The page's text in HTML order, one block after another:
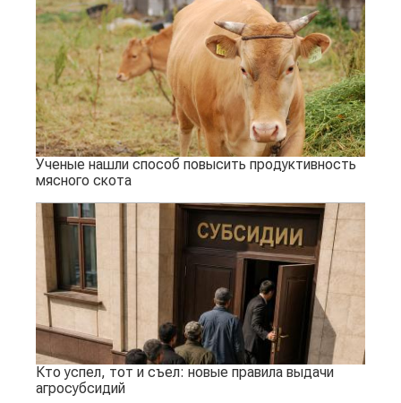
Ученые нашли способ повысить продуктивность
мясного скота
Кто успел, тот и съел: новые правила выдачи
агросубсидий